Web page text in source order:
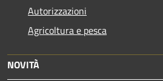
Autorizzazioni
Agricoltura e pesca
NOVITÀ